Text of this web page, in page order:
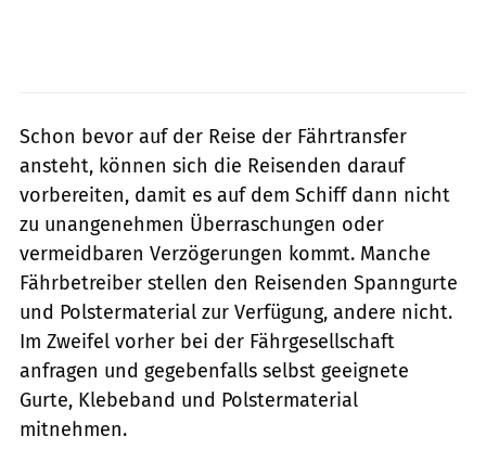
Schon bevor auf der Reise der Fährtransfer
ansteht, können sich die Reisenden darauf
vorbereiten, damit es auf dem Schiff dann nicht
zu unangenehmen Überraschungen oder
vermeidbaren Verzögerungen kommt. Manche
Fährbetreiber stellen den Reisenden Spanngurte
und Polstermaterial zur Verfügung, andere nicht.
Im Zweifel vorher bei der Fährgesellschaft
anfragen und gegebenfalls selbst geeignete
Gurte, Klebeband und Polstermaterial
mitnehmen.